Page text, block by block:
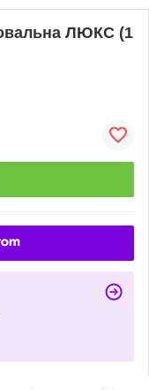
ЛЮКС (1